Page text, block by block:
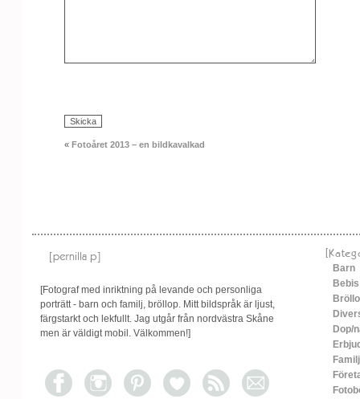
« Fotoåret 2013 – en bildkavalkad
[Fotograf med inriktning på levande och personliga
porträtt - barn och familj, bröllop. Mitt bildspråk är ljust,
färgstarkt och lekfullt. Jag utgår från nordvästra Skåne
men är väldigt mobil. Välkommen!]
Barn
Bebis
Dop/
Familj